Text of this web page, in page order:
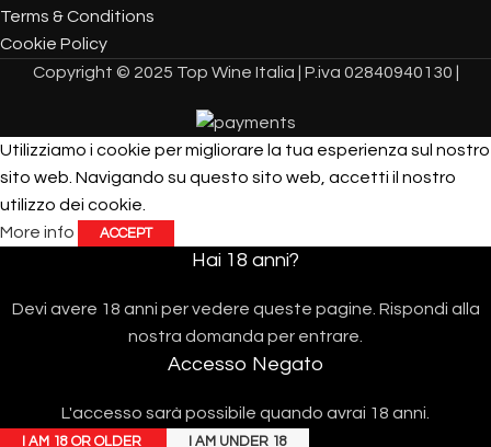
Terms & Conditions
Cookie Policy
Copyright © 2025 Top Wine Italia | P.iva 02840940130 |
Utilizziamo i cookie per migliorare la tua esperienza sul nostro
sito web. Navigando su questo sito web, accetti il ​​nostro
utilizzo dei cookie.
More info
ACCEPT
Hai 18 anni?
Devi avere 18 anni per vedere queste pagine. Rispondi alla
nostra domanda per entrare.
Accesso Negato
L'accesso sarà possibile quando avrai 18 anni.
I AM 18 OR OLDER I AM UNDER 18